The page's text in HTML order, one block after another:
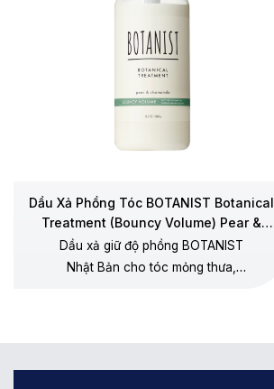
Dầu Xả Phồng Tóc BOTANIST Botanical
Treatment (Bouncy Volume) Pear &
Chamomile
Dầu xả giữ độ phồng BOTANIST
Nhật Bản cho tóc mỏng thưa,